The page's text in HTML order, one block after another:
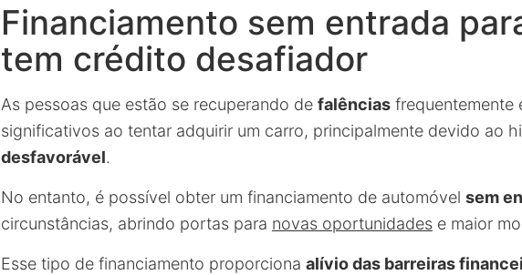
Financiamento sem entrada
tem crédito desafiador
As pessoas que estão se recuperando de falências frequentemente
significativos ao tentar adquirir um carro, principalmente devido ao
desfavorável.
No entanto, é possível obter um financiamento de automóvel sem
circunstâncias, abrindo portas para novas oportunidades e maior
Esse tipo de financiamento proporciona alívio das barreiras